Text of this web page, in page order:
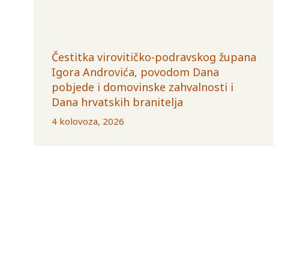
Čestitka virovitičko-podravskog župana
Igora Androvića, povodom Dana
pobjede i domovinske zahvalnosti i
Dana hrvatskih branitelja
4 kolovoza, 2026